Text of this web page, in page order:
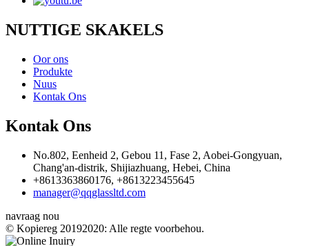
NUTTIGE SKAKELS
Oor ons
Produkte
Nuus
Kontak Ons
Kontak Ons
No.802, Eenheid 2, Gebou 11, Fase 2, Aobei-Gongyuan,
Chang'an-distrik, Shijiazhuang, Hebei, China
+8613363860176, +8613223455645
manager@qqglassltd.com
navraag nou
© Kopiereg 20192020: Alle regte voorbehou.